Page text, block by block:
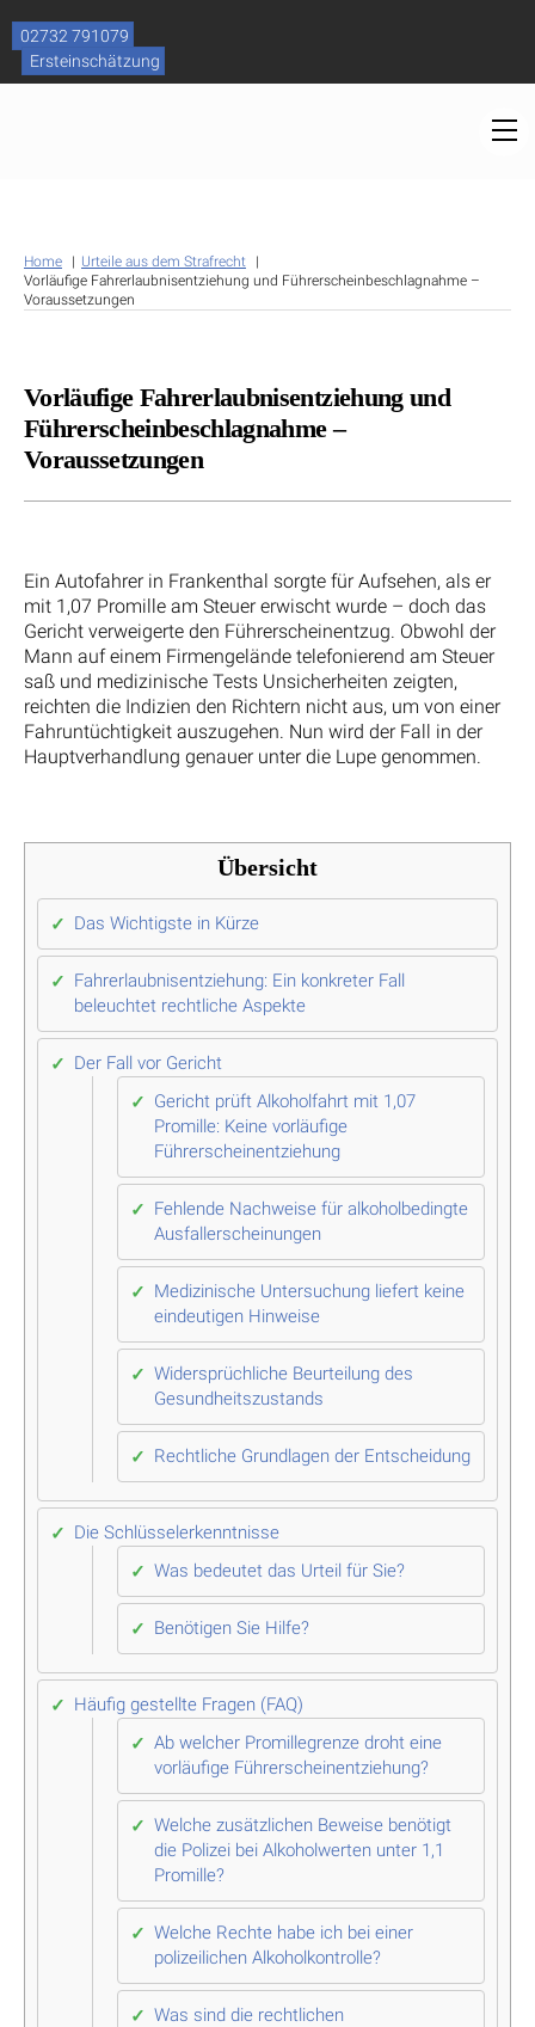
content
02732 791079
Ersteinschätzung
Home
Urteile aus dem Strafrecht
Vorläufige Fahrerlaubnisentziehung und Führerscheinbeschlagnahme –
Voraussetzungen
Vorläufige Fahrerlaubnisentziehung und
Führerscheinbeschlagnahme –
Voraussetzungen
Ein Autofahrer in Frankenthal sorgte für Aufsehen, als er
mit 1,07 Promille am Steuer erwischt wurde – doch das
Gericht verweigerte den Führerscheinentzug. Obwohl der
Mann auf einem Firmengelände telefonierend am Steuer
saß und medizinische Tests Unsicherheiten zeigten,
reichten die Indizien den Richtern nicht aus, um von einer
Fahruntüchtigkeit auszugehen. Nun wird der Fall in der
Hauptverhandlung genauer unter die Lupe genommen.
Übersicht
Das Wichtigste in Kürze
Fahrerlaubnisentziehung: Ein konkreter Fall
beleuchtet rechtliche Aspekte
Der Fall vor Gericht
Gericht prüft Alkoholfahrt mit 1,07
Promille: Keine vorläufige
Führerscheinentziehung
Fehlende Nachweise für alkoholbedingte
Ausfallerscheinungen
Medizinische Untersuchung liefert keine
eindeutigen Hinweise
Widersprüchliche Beurteilung des
Gesundheitszustands
Rechtliche Grundlagen der Entscheidung
Die Schlüsselerkenntnisse
Was bedeutet das Urteil für Sie?
Benötigen Sie Hilfe?
Häufig gestellte Fragen (FAQ)
Ab welcher Promillegrenze droht eine
vorläufige Führerscheinentziehung?
Welche zusätzlichen Beweise benötigt
die Polizei bei Alkoholwerten unter 1,1
Promille?
Welche Rechte habe ich bei einer
polizeilichen Alkoholkontrolle?
Was sind die rechtlichen